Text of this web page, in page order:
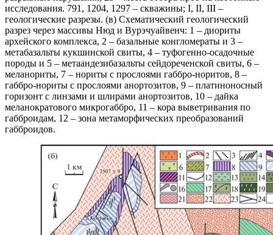
исследования. 791, 1204, 1297 – скважины; I, II, III –
геологические разрезы. (в) Схематический геологический
разрез через массивы Нюд и Вурэчуайвенч: 1 – диориты
архейского комплекса, 2 – базальные конгломераты и 3 –
метабазальты кукшинской свиты, 4 – туфогенно-осадочные
породы и 5 – метаандезибазальты сейдореченской свиты, 6 –
меланориты, 7 – нориты с прослоями габбро-норитов, 8 –
габбро-нориты с прослоями анортозитов, 9 – платиноносный
горизонт с линзами и шлирами анортозитов, 10 – дайка
меланократового микрогаббро, 11 – кора выветривания по
габброидам, 12 – зона метаморфических преобразований
габброидов.